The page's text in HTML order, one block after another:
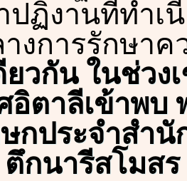
ปฏิงานที่ทำเ
งการรักษาค
วกัน ในช่วง
อิตาลีเข้าพ
กประจำสำ
ตึกนารีสโมส